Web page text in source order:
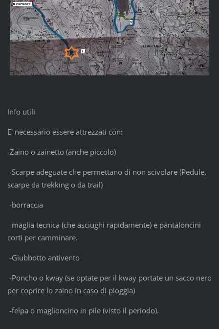
Info utili
E' necessario essere attrezzati con:
-Zaino o zainetto (anche piccolo)
-Scarpe adeguate che permettano di non scivolare (Pedule,
scarpe da trekking o da trail)
-borraccia
-maglia tecnica (che asciughi rapidamente) e pantaloncini
corti per camminare.
-Giubbotto antivento
-Poncho o kway (se optate per il kway portate un sacco nero
per coprire lo zaino in caso di pioggia)
-felpa o maglioncino in pile (visto il periodo).